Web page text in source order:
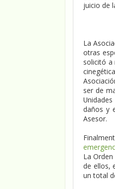
juicio de
La
otras
solicitó a
ser de
daños y
Asesor.
La
de ellos,
un total